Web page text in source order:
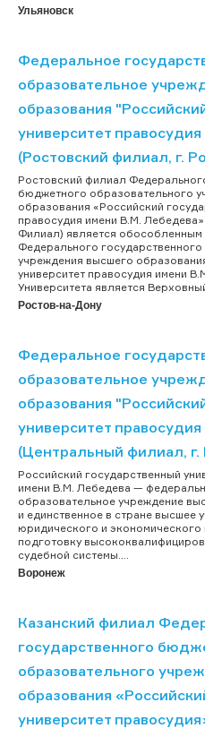
Ульяновск
Федеральное
образовательное
образования
университет
(Ростовский филиал, г.
Ростовский филиал
бюджетного образовательного
образования «Российский
правосудия имени В.М.
Филиал) является
Федерального
учреждения высшего
университет правосудия имени
Университета является Верховный
Ростов-на-Дону
Федеральное
образовательное
образования
университет
(Центральный филиал,
Российский государственный
имени В.М. Лебедева —
образовательное учреждение
и единственное в стране высшее
юридического и
подготовку
судебной системы....
Воронеж
Казанский филиал
государственного
образовательного
образования
университет